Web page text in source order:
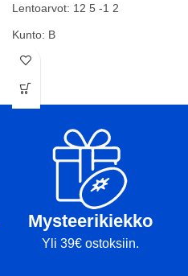
Lentoarvot: 12 5 -1 2
Kunto: B
Paino: 171g
Tussit: Rimmi
Mysteerikiekko
Yli 39€ ostoksiin.